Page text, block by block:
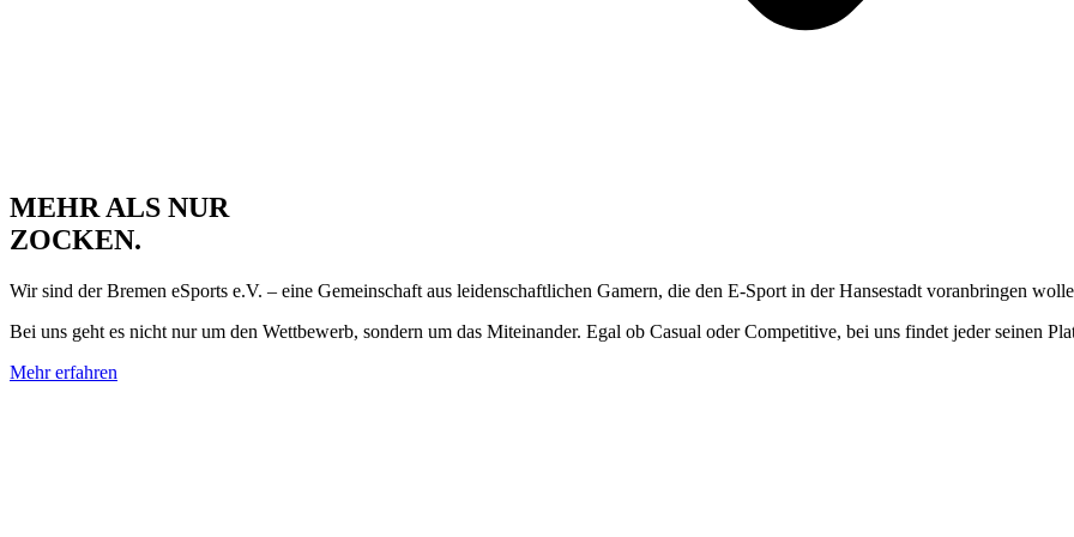
MEHR ALS NUR
ZOCKEN.
Wir sind der Bremen eSports e.V. – eine Gemeinschaft aus leidenschaftlichen Gamern, die den E-Sport in der Hansestadt voranbringen
Bei uns geht es nicht nur um den Wettbewerb, sondern um das Miteinander. Egal ob Casual oder Competitive, bei uns findet jeder seinen
Mehr erfahren